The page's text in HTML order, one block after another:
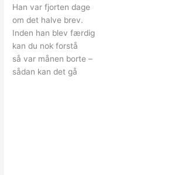
Han var fjorten dage
om det halve brev.
Inden han blev færdig
kan du nok forstå
så var månen borte –
sådan kan det gå